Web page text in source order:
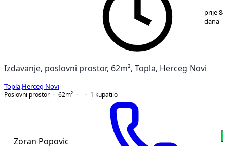
prije 84
dana
Izdavanje, poslovni prostor, 62m², Topla, Herceg Novi
Topla Herceg Novi
Poslovni prostor
62m² 1 kupatilo
Zoran Popovic